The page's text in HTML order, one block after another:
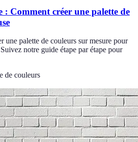
: Comment créer une palette de
une palette de couleurs sur mesure pour
notre guide étape par étape pour
de couleurs